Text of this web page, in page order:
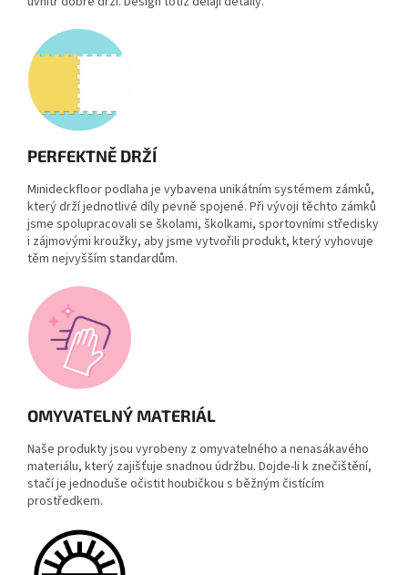
PERFEKTNĚ DRŽÍ
Minideckfloor podlaha je vybavena unikátním systémem zámků,
který drží jednotlivé díly pevně spojené. Při vývoji těchto zámků
jsme spolupracovali se školami, školkami, sportovními středisky
i zájmovými kroužky, abyjsme vytvořili produkt, který vyhovuje
těm nejvyšším standardům.
OMYVATELNÝ MATERIÁL
Naše produkty jsou vyrobeny z omyvatelného a nenasákavého
materiálu, který zajišťuje snadnou údržbu. Dojde-li k znečištění,
stačí je jednoduše očistit houbičkou s běžným čistícím
prostředkem.